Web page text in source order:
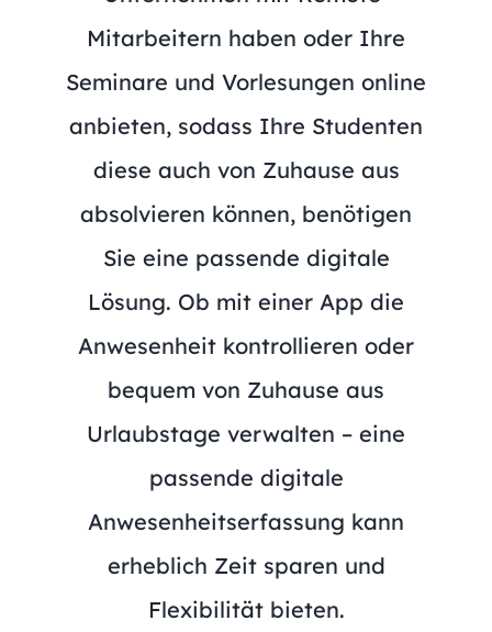
Mitarbeitern haben oder Ihre
Seminare und Vorlesungen online
anbieten, sodass Ihre Studenten
diese auch von Zuhause aus
absolvieren können, benötigen
Sie eine passende digitale
Lösung. Ob mit einer App die
Anwesenheit kontrollieren oder
bequem von Zuhause aus
Urlaubstage verwalten – eine
passende digitale
Anwesenheitserfassung kann
erheblich Zeit sparen und
Flexibilität bieten.